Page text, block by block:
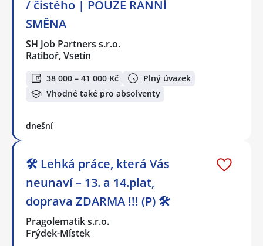
/ čistého | POUZE RANNÍ
SMĚNA
SH Job Partners s.r.o.
Ratiboř, Vsetín
38 000 – 41 000 Kč
Plný úvazek
Vhodné také pro absolventy
dnešní
🛠️ Lehká práce, která Vás
neunaví – 13. a 14.plat,
doprava ZDARMA !!! (P) 🛠️
Pragolematik s.r.o.
Frýdek-Místek